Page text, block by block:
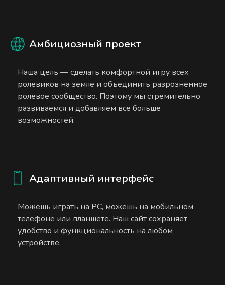
Амбициозный проект
Наша цель — сделать комфортной игру всех
ролевиков на земле и объединить разрозненное
ролевое сообщество. Поэтому мы стремительно
развиваемся и добавляем все больше
возможностей.
Адаптивный интерфейс
Можешь играть на PC, можешь на мобильном
телефоне или планшете. Наш сайт сохраняет
удобство и функциональность на любом
устройстве.